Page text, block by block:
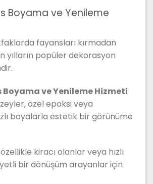
Boyama ve Yenileme
fayansları kırmadan
yılların popüler dekorasyon
Boyama ve Yenileme Hizmeti
özel epoksi veya
boyalarla estetik bir görünüme
kiracı olanlar veya hızlı
bir dönüşüm arayanlar için